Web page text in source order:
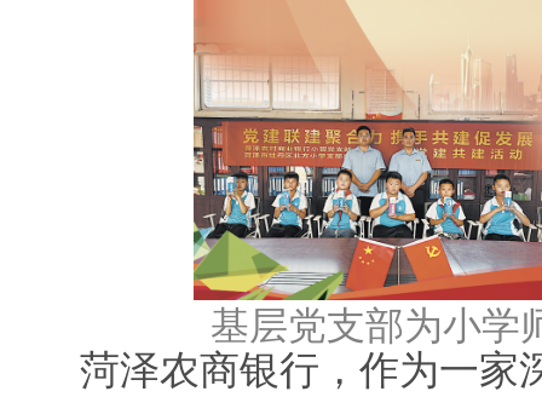
基层党支部为小学
菏泽农商银行，作为一家